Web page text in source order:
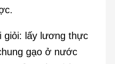
giỏi: lấy lương thực
gạo ở nước